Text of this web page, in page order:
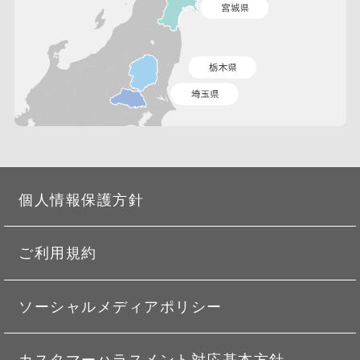
個人情報保護方針
ご利用規約
ソーシャルメディアポリシー